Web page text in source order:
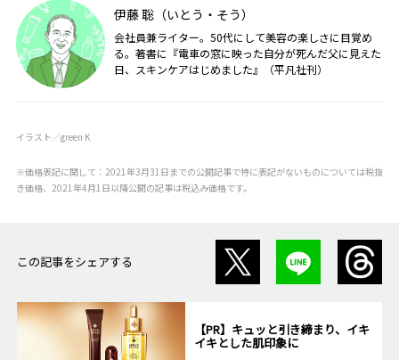
伊藤 聡（いとう・そう）
会社員兼ライター。50代にして美容の楽しさに目覚め
る。著書に『電車の窓に映った自分が死んだ父に見えた
日、スキンケアはじめました』（平凡社刊）
イラスト／green K
※価格表記に関して：2021年3月31日までの公開記事で特に表記がないものについては税抜
き価格、2021年4月1日以降公開の記事は税込み価格です。
この記事をシェアする
【PR】キュッと引き締まり、イキ
イキとした肌印象に